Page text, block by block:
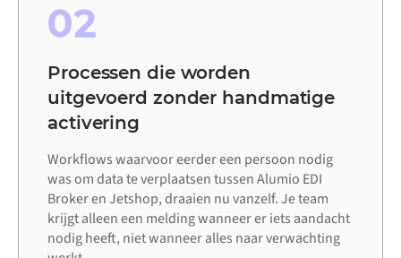
02
Processen die worden
uitgevoerd zonder handmatige
activering
Workflows waarvoor eerder een persoon nodig
was om data te verplaatsen tussen Alumio EDI
Broker en Jetshop, draaien nu vanzelf. Je team
krijgt alleen een melding wanneer er iets aandacht
nodig heeft, niet wanneer alles naar verwachting